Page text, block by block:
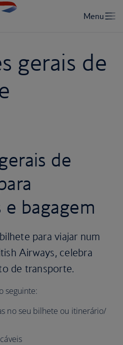
gerais de
de
e bagagem
para viajar num
Airways, celebra
de transporte.
seguinte:
no seu bilhete ou itinerário/